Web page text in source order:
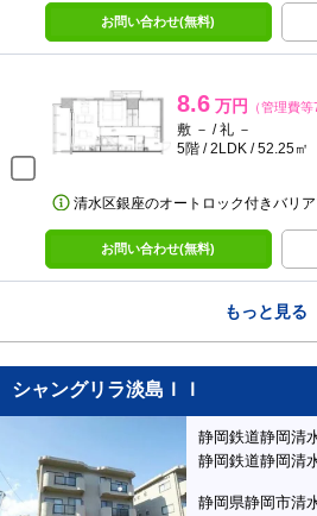
お問い合わせ(無料)
8.6 万円 （管理費等
敷 － / 礼 －
5階 / 2LDK / 52.25㎡
清水区銀座のオートロック付きバリア
お問い合わせ(無料)
もっと見る
シャングリラ淡島ＩＩ
静岡鉄道静岡清
静岡鉄道静岡清
静岡県静岡市清